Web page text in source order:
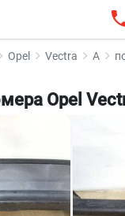
Opel Vectra A
Opel